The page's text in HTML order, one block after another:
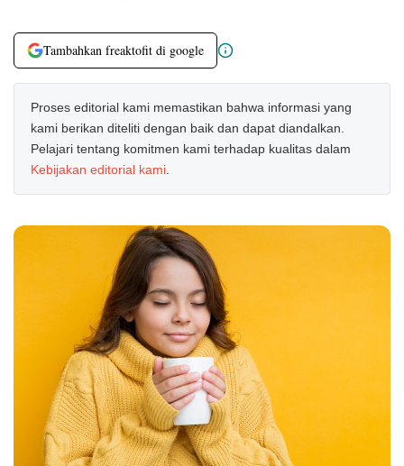
Tambahkan freaktofit di google
Proses editorial kami memastikan bahwa informasi yang
kami berikan diteliti dengan baik dan dapat diandalkan.
Pelajari tentang komitmen kami terhadap kualitas dalam
Kebijakan editorial kami